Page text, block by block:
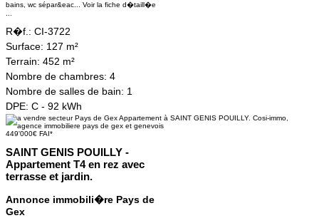
bains, wc sépar&eac... Voir la fiche d�taill�e
R�f.: CI-3722
Surface: 127 m²
Terrain: 452 m²
Nombre de chambres: 4
Nombre de salles de bain: 1
DPE: C - 92 kWh
449'000€ FAI*
SAINT GENIS POUILLY -
Appartement T4 en rez avec
terrasse et jardin.
Annonce immobili�re Pays de
Gex